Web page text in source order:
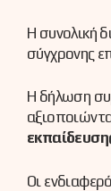
Η συνολική
σύγχρονης
Η δήλωση
Οι